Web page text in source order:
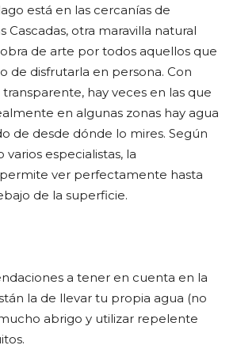
está en las cercanías de
Cascadas, otra maravilla natural
de arte por todos aquellos que
de disfrutarla en persona. Con
hay veces en las que
en algunas zonas hay agua
de desde dónde lo mires. Según
especialistas, la
ver perfectamente hasta
de la superficie.
a tener en cuenta en la
la de llevar tu propia agua (no
abrigo y utilizar repelente